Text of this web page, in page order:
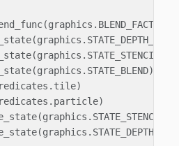
(graphics .
(graphics . STATE_DEPTH_TEST
(graphics .
(graphics . STATE_BLEND)
. tile)
. particle)
(graphics .
(graphics .